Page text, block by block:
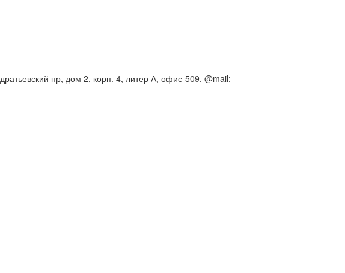
пр, дом 2, корп. 4, литер А, офис-509. @mail: